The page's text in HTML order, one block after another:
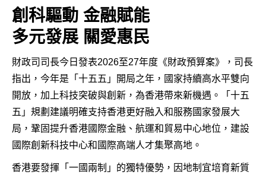
創科驅動 金融賦能
多元發展 關愛惠民
財政司司長今日發表2026至27年度《財政預算案》，司長
指出，今年是「十五五」開局之年，國家持續高水平雙向
開放，加上科技突破與創新，為香港帶來新機遇。「十五
五」規劃建議明確支持香港更好融入和服務國家發展大
局，鞏固提升香港國際金融、航運和貿易中心地位，建設
國際創新科技中心和國際高端人才集聚高地。
香港要發揮「一國兩制」的獨特優勢，因地制宜培育新質